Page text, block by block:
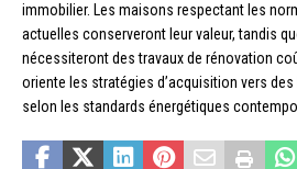
immobilier. Les maisons respectant les
actuelles conserveront leur valeur, tandis
nécessiteront des travaux de rénovation
oriente les stratégies d’acquisition vers
selon les standards énergétiques